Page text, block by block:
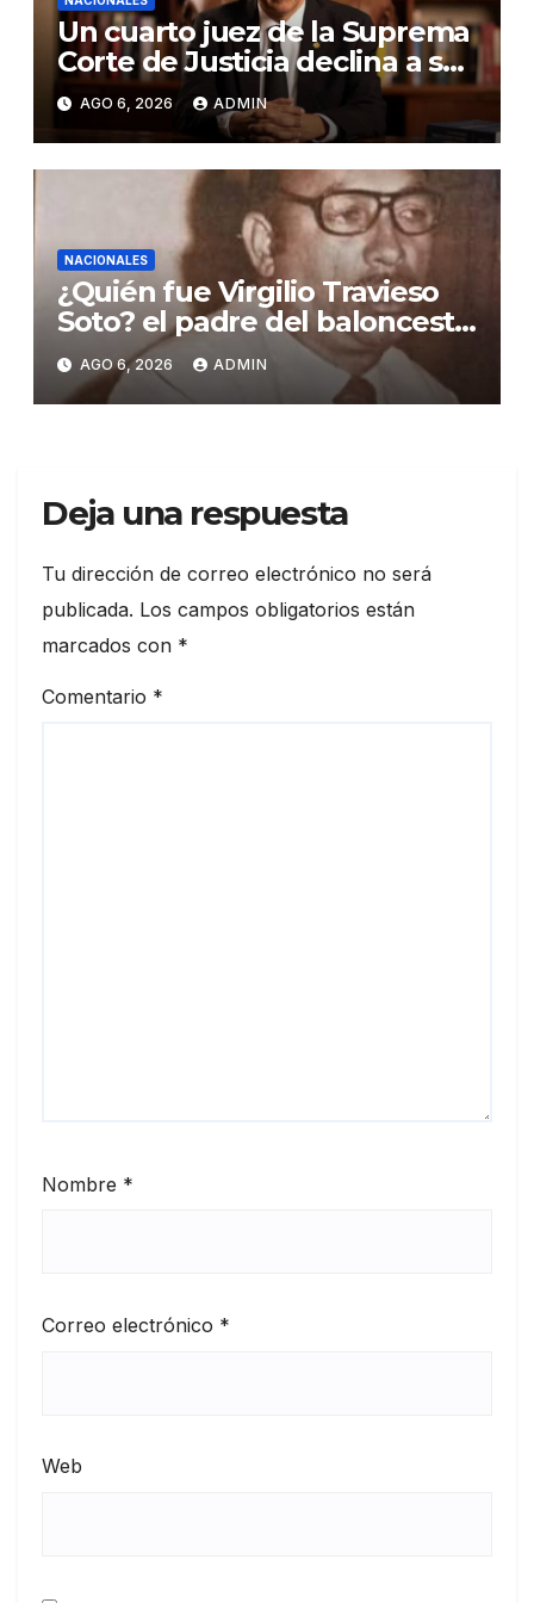
Un cuarto juez de la Suprema
Corte de Justicia declina a ser
evaluado por el CNM
AGO 6, 2026 ADMIN
NACIONALES
¿Quién fue Virgilio Travieso
Soto? el padre del baloncesto
dominicano
AGO 6, 2026 ADMIN
Deja una respuesta
Tu dirección de correo electrónico no será
publicada. Los campos obligatorios están
marcados con *
Comentario *
Nombre *
Correo electrónico *
Web